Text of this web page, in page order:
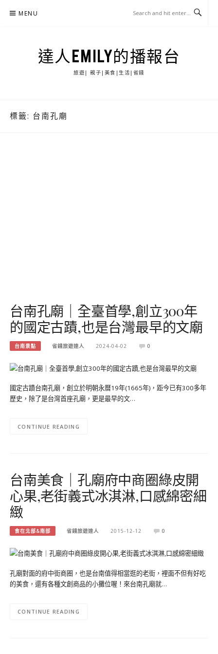
MENU
達人EMILY的播報台
旅遊| 親子|美食|生活|省錢
標籤: 台南孔廟
台南孔廟｜全臺首學,創立300年
的國定古蹟,也是台灣最早的文廟
台南景點 省錢旅遊達人 2024-04-02 0
國定古蹟台南孔廟，創立於明朝永曆19年(1665年)，距今已有300多年
歷史，除了是台灣首座孔廟，更是最早的文…
CONTINUE READING
台南美食｜孔廟府中商圈綠皮開
心果,老街義式冰淇淋,口感綿密細
緻
食在北部&南部 省錢旅遊達人 2015-12-12 0
孔廟對面的府中街商圈，也是台南值得相當逛的老街，裡面不但有好吃
的美食，還有各種文創商品的小攤位喔！來台南孔廟就…
CONTINUE READING